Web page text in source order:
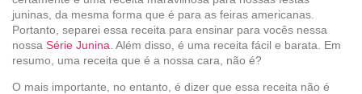
juninas, da mesma forma que é para as feiras americanas.
Portanto, separei essa receita para ensinar para vocês nessa
nossa Série Junina . Além disso, é uma receita fácil e barata. Em
resumo, uma receita que é a nossa cara, não é?
O mais importante, no entanto, é dizer que essa receita não é